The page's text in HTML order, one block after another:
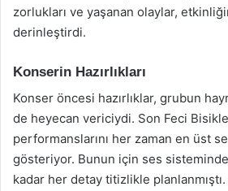
zorlukları ve yaşanan olaylar,
derinleştirdi.
Konserin Hazırlıkları
Konser öncesi hazırlıklar, grubun
de heyecan vericiydi. Son Feci
performanslarını her zaman en üst
gösteriyor. Bunun için ses
kadar her detay titizlikle